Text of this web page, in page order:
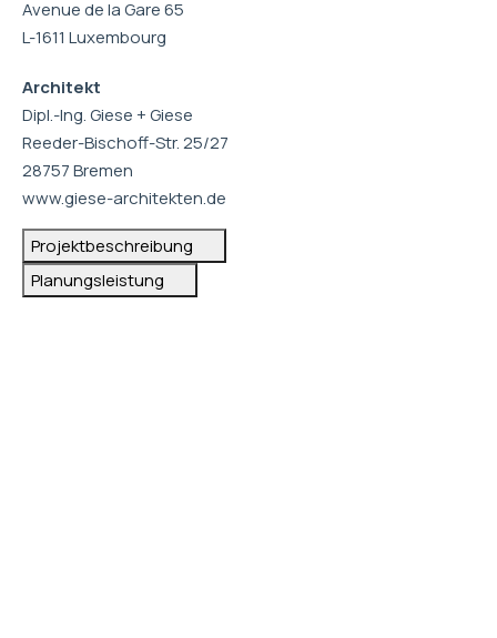
Avenue de la Gare 65
L-1611 Luxembourg
Architekt
Dipl.-Ing. Giese + Giese
Reeder-Bischoff-Str. 25/27
28757 Bremen
www.giese-architekten.de
Projektbeschreibung
Planungsleistung